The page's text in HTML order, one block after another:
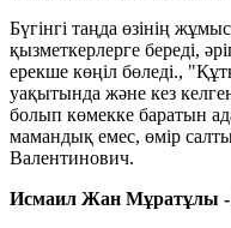
Бүгінгі таңда өзінің
қызметкерлерге береді,
ерекше көңіл бөледі.,
уақытында және кез
болып көмекке баратын
мамандық емес, өмір
Валентинович.
Исмаил Жан Мұратұлы -